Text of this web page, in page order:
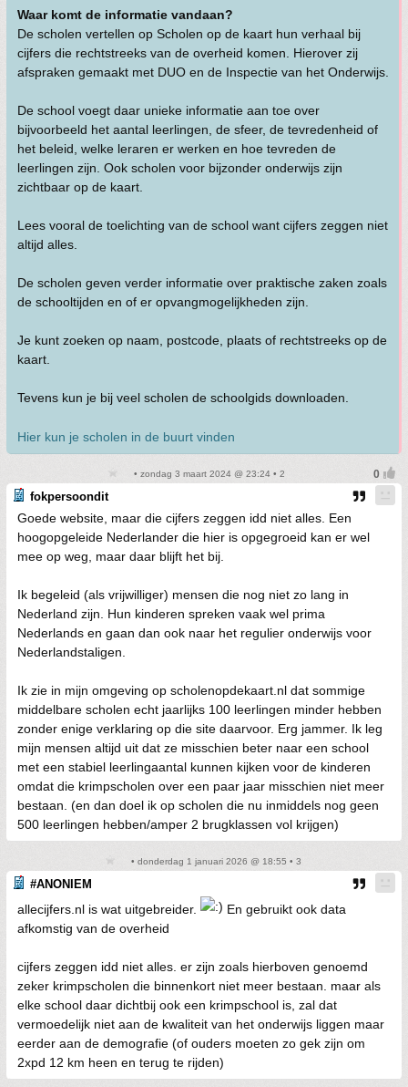
Waar komt de informatie vandaan?
De scholen vertellen op Scholen op de kaart hun verhaal bij
cijfers die rechtstreeks van de overheid komen. Hierover zij
afspraken gemaakt met DUO en de Inspectie van het Onderwijs.
De school voegt daar unieke informatie aan toe over
bijvoorbeeld het aantal leerlingen, de sfeer, de tevredenheid of
het beleid, welke leraren er werken en hoe tevreden de
leerlingen zijn. Ook scholen voor bijzonder onderwijs zijn
zichtbaar op de kaart.
Lees vooral de toelichting van de school want cijfers zeggen niet
altijd alles.
De scholen geven verder informatie over praktische zaken zoals
de schooltijden en of er opvangmogelijkheden zijn.
Je kunt zoeken op naam, postcode, plaats of rechtstreeks op de
kaart.
Tevens kun je bij veel scholen de schoolgids downloaden.
Hier kun je scholen in de buurt vinden
• zondag 3 maart 2024 @ 23:24 • 2
fokpersoondit
Goede website, maar die cijfers zeggen idd niet alles. Een
hoogopgeleide Nederlander die hier is opgegroeid kan er wel
mee op weg, maar daar blijft het bij.
Ik begeleid (als vrijwilliger) mensen die nog niet zo lang in
Nederland zijn. Hun kinderen spreken vaak wel prima
Nederlands en gaan dan ook naar het regulier onderwijs voor
Nederlandstaligen.
Ik zie in mijn omgeving op scholenopdekaart.nl dat sommige
middelbare scholen echt jaarlijks 100 leerlingen minder hebben
zonder enige verklaring op die site daarvoor. Erg jammer. Ik leg
mijn mensen altijd uit dat ze misschien beter naar een school
met een stabiel leerlingaantal kunnen kijken voor de kinderen
omdat die krimpscholen over een paar jaar misschien niet meer
bestaan. (en dan doel ik op scholen die nu inmiddels nog geen
500 leerlingen hebben/amper 2 brugklassen vol krijgen)
• donderdag 1 januari 2026 @ 18:55 • 3
#ANONIEM
allecijfers.nl is wat uitgebreider.
En gebruikt ook data
afkomstig van de overheid
cijfers zeggen idd niet alles. er zijn zoals hierboven genoemd
zeker krimpscholen die binnenkort niet meer bestaan. maar als
elke school daar dichtbij ook een krimpschool is, zal dat
vermoedelijk niet aan de kwaliteit van het onderwijs liggen maar
eerder aan de demografie (of ouders moeten zo gek zijn om
2xpd 12 km heen en terug te rijden)